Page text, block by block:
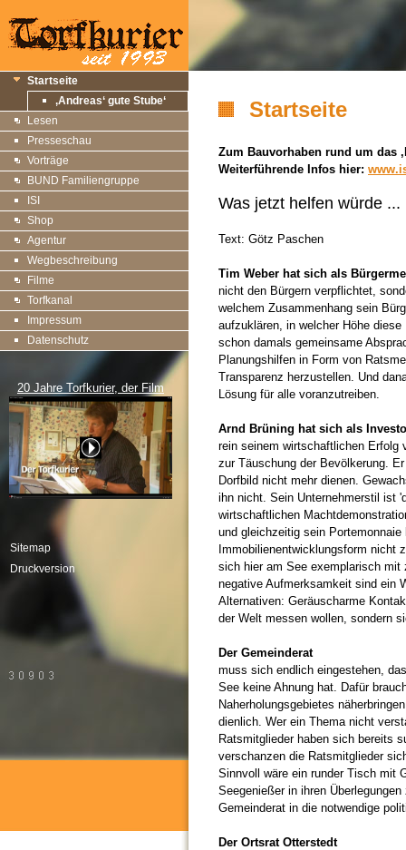
Startseite
‚Andreas‘ gute Stube‘
Lesen
Presseschau
Vorträge
BUND Familiengruppe
ISI
Shop
Agentur
Wegbeschreibung
Filme
Torfkanal
Impressum
Datenschutz
20 Jahre Torfkurier, der Film
Sitemap
Druckversion
Startseite
Zum Bauvorhaben rund um das
Weiterführende Infos hier:
Was jetzt helfen würde ...
Text: Götz Paschen
Tim Weber hat sich als
nicht den Bürgern verpflichtet,
welchem Zusammenhang sein
aufzuklären, in welcher Höhe
schon damals gemeinsame
Planungshilfen in Form von
Transparenz herzustellen. Und
Lösung für alle voranzutreiben.
Arnd Brüning hat sich als
rein seinem wirtschaftlichen Erfolg
zur Täuschung der Bevölkerung.
Dorfbild nicht mehr dienen.
ihn nicht. Sein Unternehmerstil ist
wirtschaftlichen
und gleichzeitig sein
Immobilienentwicklungsform nicht
sich hier am See exemplarisch mit
negative Aufmerksamkeit sind ein
Alternativen: Geräuscharme
der Welt messen wollen, sondern
Der Gemeinderat
muss sich endlich eingestehen,
See keine Ahnung hat. Dafür
Naherholungsgebietes
dienlich. Wer ein Thema nicht
Ratsmitglieder haben sich bereits
verschanzen die Ratsmitglieder
Sinnvoll wäre ein runder Tisch mit
Seegenießer in ihren
Gemeinderat in die notwendige
Der Ortsrat Otterstedt